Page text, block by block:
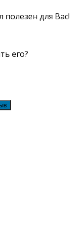
для Вас!
его?